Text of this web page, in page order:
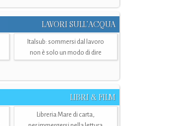
LAVORI SULL’ACQUA
Italsub: sommersi dal lavoro
non è solo un modo di dire
LIBRI & FILM
Libreria Mare di carta,